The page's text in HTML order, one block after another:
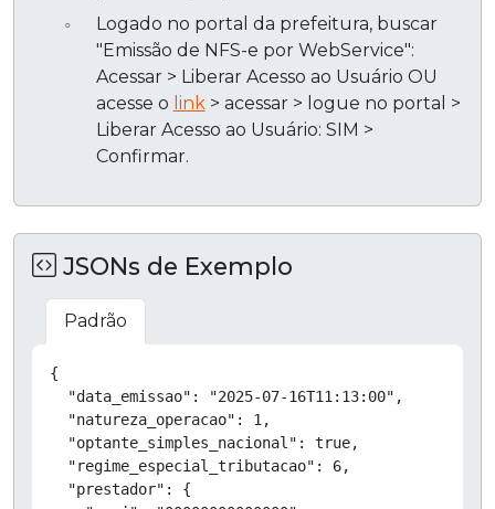
Logado no portal da prefeitura, buscar
"Emissão de NFS-e por WebService":
Acessar > Liberar Acesso ao Usuário OU
acesse o link > acessar > logue no portal >
Liberar Acesso ao Usuário: SIM >
Confirmar.
JSONs de Exemplo
Padrão
{
  "data_emissao": "2025-07-16T11:13:00",
  "natureza_operacao": 1,
  "optante_simples_nacional": true,
  "regime_especial_tributacao": 6,
  "prestador": {